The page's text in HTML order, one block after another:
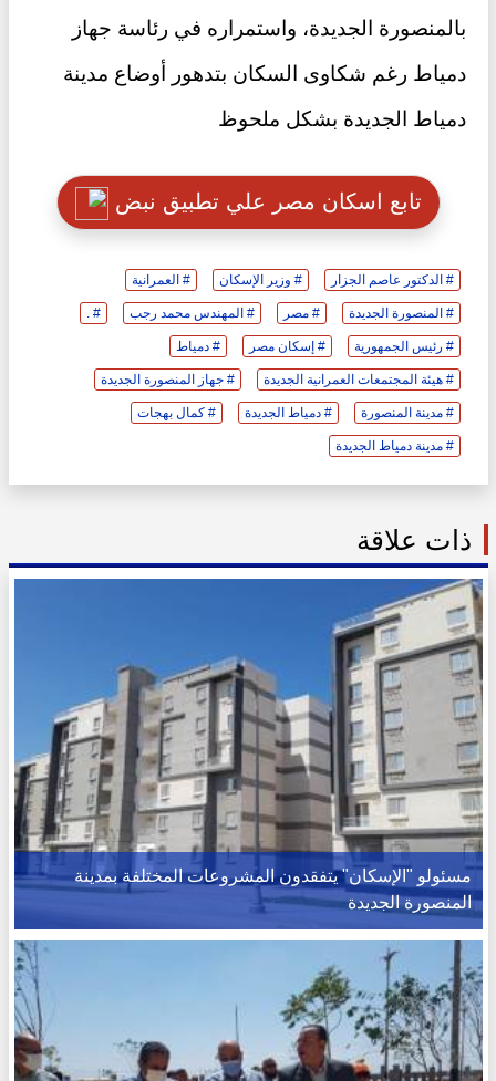
بالمنصورة الجديدة، واستمراره في رئاسة جهاز
دمياط رغم شكاوى السكان بتدهور أوضاع مدينة
دمياط الجديدة بشكل ملحوظ
تابع اسكان مصر علي تطبيق نبض
# الدكتور عاصم الجزار # وزير الإسكان # العمرانية
# المنصورة الجديدة # مصر # المهندس محمد رجب # .
# رئيس الجمهورية # إسكان مصر # دمياط
# هيئة المجتمعات العمرانية الجديدة # جهاز المنصورة الجديدة
# مدينة المنصورة # دمياط الجديدة # كمال بهجات
# مدينة دمياط الجديدة
ذات علاقة
مسئولو "الإسكان" يتفقدون المشروعات المختلفة بمدينة
المنصورة الجديدة